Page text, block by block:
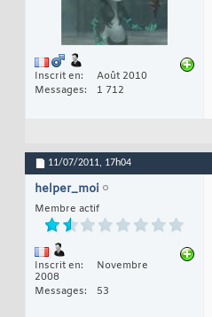
Inscrit en
Août 2010
Messages
1 712
11/07/2011, 17h04
helper_moi
Membre actif
Inscrit en
Novembre
2008
Messages
53